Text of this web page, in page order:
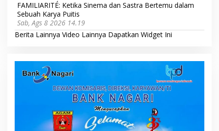
FAMILIARITÉ: Ketika Sinema dan Sastra Bertemu dalam
Sebuah Karya Puitis
Sab, Ags 8 2026 14.19
Berita Lainnya Video Lainnya Dapatkan Widget Ini